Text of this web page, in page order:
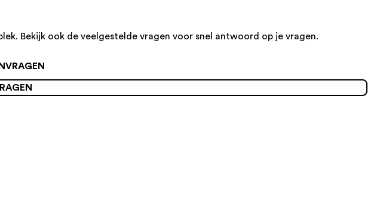
Bekijk ook de veelgestelde vragen voor snel antwoord op je vragen.